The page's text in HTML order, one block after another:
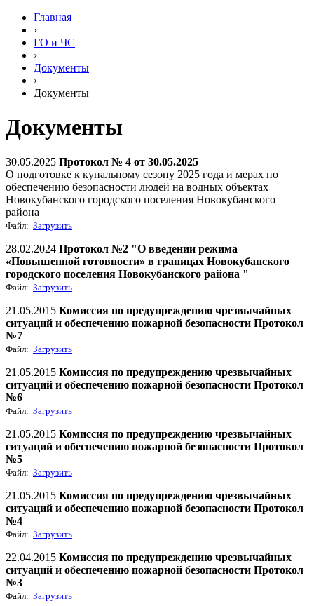
Главная
›
ГО и ЧС
›
Документы
›
Документы
Документы
30.05.2025 Протокол № 4 от 30.05.2025
О подготовке к купальному сезону 2025 года и мерах по
обеспечению безопасности людей на водных объектах
Новокубанского городского поселения Новокубанского
района
Файл: Загрузить
28.02.2024 Протокол №2 "О введении режима
«Повышенной готовности» в границах Новокубанского
городского поселения Новокубанского района "
Файл: Загрузить
21.05.2015 Комиссия по предупреждению чрезвычайных
ситуаций и обеспечению пожарной безопасности Протокол
№7
Файл: Загрузить
21.05.2015 Комиссия по предупреждению чрезвычайных
ситуаций и обеспечению пожарной безопасности Протокол
№6
Файл: Загрузить
21.05.2015 Комиссия по предупреждению чрезвычайных
ситуаций и обеспечению пожарной безопасности Протокол
№5
Файл: Загрузить
21.05.2015 Комиссия по предупреждению чрезвычайных
ситуаций и обеспечению пожарной безопасности Протокол
№4
Файл: Загрузить
22.04.2015 Комиссия по предупреждению чрезвычайных
ситуаций и обеспечению пожарной безопасности Протокол
№3
Файл: Загрузить